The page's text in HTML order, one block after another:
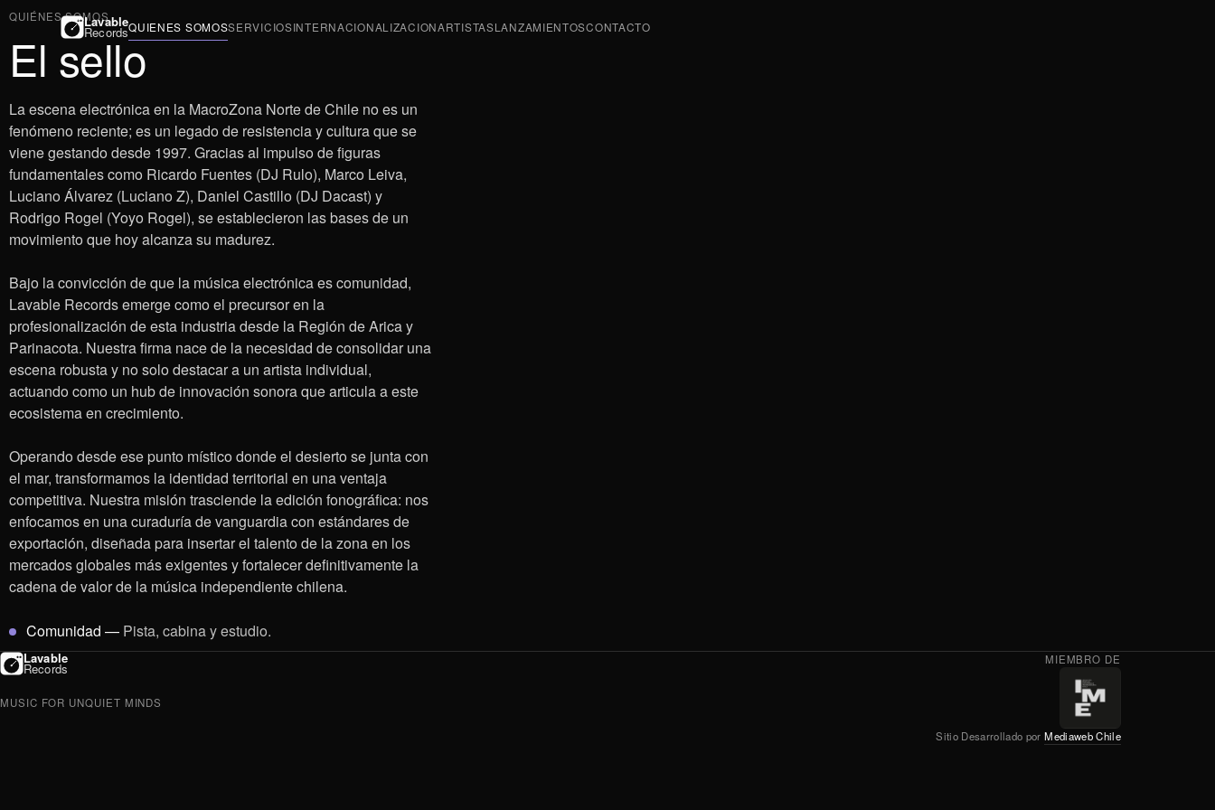
Lavable
RecordsQUIENES SOMOSSERVICIOSINTERNACIONALIZACIONARTISTASLANZAMIENTOSCONTACTO
QUIÉNES SOMOS
El sello
La escena electrónica en la MacroZona Norte de Chile no es un
fenómeno reciente; es un legado de resistencia y cultura que se
viene gestando desde 1997. Gracias al impulso de figuras
fundamentales como Ricardo Fuentes (DJ Rulo), Marco Leiva,
Luciano Álvarez (Luciano Z), Daniel Castillo (DJ Dacast) y
Rodrigo Rogel (Yoyo Rogel), se establecieron las bases de un
movimiento que hoy alcanza su madurez.
Bajo la convicción de que la música electrónica es comunidad,
Lavable Records emerge como el precursor en la
profesionalización de esta industria desde la Región de Arica y
Parinacota. Nuestra firma nace de la necesidad de consolidar una
escena robusta y no solo destacar a un artista individual,
actuando como un hub de innovación sonora que articula a este
ecosistema en crecimiento.
Operando desde ese punto místico donde el desierto se junta con
el mar, transformamos la identidad territorial en una ventaja
competitiva. Nuestra misión trasciende la edición fonográfica: nos
enfocamos en una curaduría de vanguardia con estándares de
exportación, diseñada para insertar el talento de la zona en los
mercados globales más exigentes y fortalecer definitivamente la
cadena de valor de la música independiente chilena.
Comunidad — Pista, cabina y estudio.
Lavable
Records
MUSIC FOR UNQUIET MINDS
MIEMBRO DE
Sitio Desarrollado porMediaweb Chile